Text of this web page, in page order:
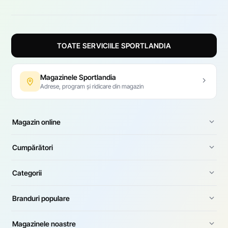
TOATE SERVICIILE SPORTLANDIA
Magazinele Sportlandia
Adrese, program și ridicare din magazin
Magazin online
Cumpărători
Categorii
Branduri populare
Magazinele noastre